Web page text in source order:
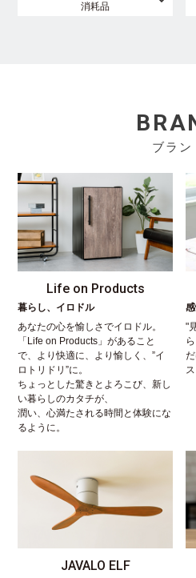
消耗品
ブラン
Life on Products
暮らし、イロドル
あなたの心を愉しさでイロドル。
「Life on Products」があること
で、より快適に、より愉しく、”イ
ロトリドリ”に。
ちょっとした驚きとよろこび、新し
い暮らしのカタチが、
潤い、心満たされる時間と体験にな
るように。
"
JAVALO ELF